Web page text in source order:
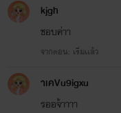
kjgh
ชอบค่าา
จากตอน: เริ่่มเเล้ว
าเคVu9igxu
รออจ้าาาา